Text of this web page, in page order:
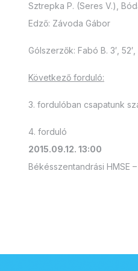
Sztrepka P. (Seres V.),
Edző: Závoda Gábor
Gólszerzők: Fabó B. 3′,
Következő forduló:
3. fordulóban csapatunk
4. forduló
2015.09.12. 13:00
Békésszentandrási HMSE